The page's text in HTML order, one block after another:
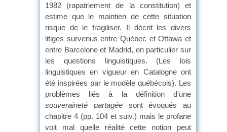
1982 (rapatriement de la constitution) et
estime que le maintien de cette situation
risque de le fragiliser. Il décrit les divers
litiges survenus entre Québec et Ottawa et
entre Barcelone et Madrid, en particulier sur
les questions linguistiques. (Les lois
linguistiques en vigueur en Catalogne ont
été inspirées par le modèle québécois). Les
problèmes liés à la définition d'une
souveraineté partagéesont évoqués au
chapitre 4 (pp. 104 et suiv.) mais le profane
voit mal quelle réalité cette notion peut